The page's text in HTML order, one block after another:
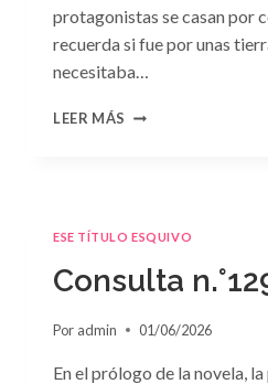
protagonistas se casan por
recuerda si fue por unas
necesitaba…
LEER MÁS CONSULTA
ESE TÍTULO ESQUIVO
Consulta
Por admin 01/06/2026
En el prólogo de la novela,